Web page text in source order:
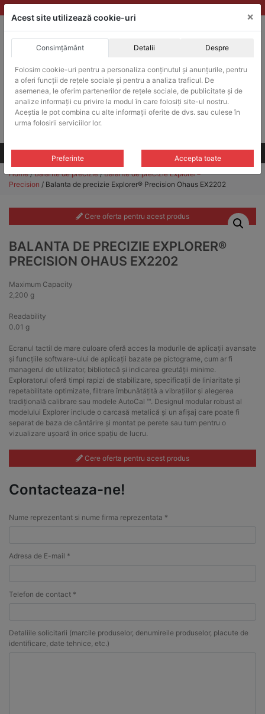
Skip
to
ACHIZITII PUBLICE
Produsele pot fi achizitionate si in sistemul SEAP / SICAP
Products
search
CAUTARE
Toate produsele
Home/Balante de precizie/Balante de precizie Explorer®
Precision / Balanta de precizie Explorer® Precision Ohaus EX2202
Cere oferta pentru acest produs
BALANTA DE PRECIZIE EXPLORER®
PRECISION OHAUS EX2202
Maximum Capacity
2,200 g
Readability
0.01 g
Ecranul tactil de mare culoare oferă acces la modurile de aplicații avansate
și funcțiile software-ului de aplicații bazate pe pictograme, cum ar fi
managerul de utilizator, bibliotecă și indicarea greutății minime.
Exploratorul oferă timpi rapizi de stabilizare, specificații de liniaritate și
repetabilitate optimizate, filtrare îmbunătățită a vibrațiilor și alegerea
tradițională calibrare sau modele AutoCal ™. Designul modular robust al
modelului Explorer include o carcasă metalică și un afișaj care poate fi
separat de baza de cântărire și montat pe perete sau turn pentru o
vizualizare ușoară în orice spațiu de lucru.
Cere oferta pentru acest produs
Contacteaza-ne!
Nume reprezentant si nume firma reprezentata *
Adresa de E-mail *
Telefon de contact *
Detaliile solicitarii (marcile produselor, denumireile produselor, placute de
identificare, date tehnice, etc.)
Acest site utilizează cookie-uri ×
Consimțământ Detalii Despre
Folosim cookie-uri pentru a personaliza conținutul și anunțurile, pentru
a oferi funcții de rețele sociale și pentru a analiza traficul. De
asemenea, le oferim partenerilor de rețele sociale, de publicitate și de
analize informații cu privire la modul în care folosiți site-ul nostru.
Aceștia le pot combina cu alte informații oferite de dvs. sau culese în
urma folosirii serviciilor lor.
Preferinte Accepta toate